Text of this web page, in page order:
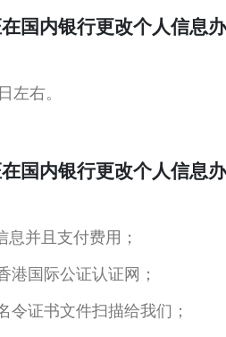
国内银行更改个人信息
左右。
国内银行更改个人信息
并且支付费用；
港国际公证认证网；
令证书文件扫描给我们；